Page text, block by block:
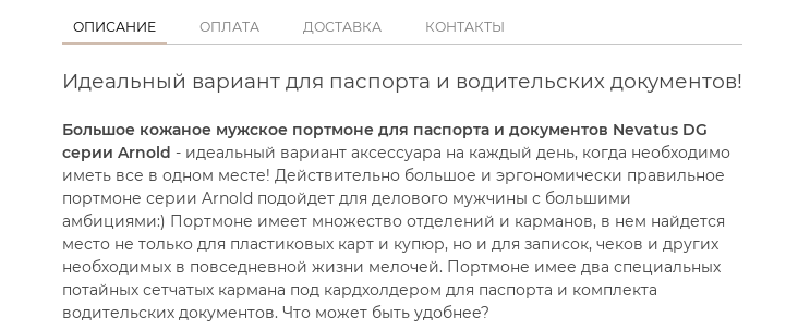
ОПИСАНИЕ ОПЛАТА ДОСТАВКА КОНТАКТЫ
Идеальный вариант для паспорта и водительских документов!
Большое кожаное мужское портмоне для паспорта и документов Nevatus DG
серии Arnold - идеальный вариант аксессуара на каждый день, когда необходимо
иметь все в одном месте! Действительно большое и эргономически правильное
портмоне серии Arnold подойдет для делового мужчины с большими
амбициями:) Портмоне имеет множество отделений и карманов, в нем найдется
место не только для пластиковых карт и купюр, но и для записок, чеков и других
необходимых в повседневной жизни мелочей. Портмоне имее два специальных
потайных сетчатых кармана под кардхолдером для паспорта и комплекта
водительских документов. Что может быть удобнее?